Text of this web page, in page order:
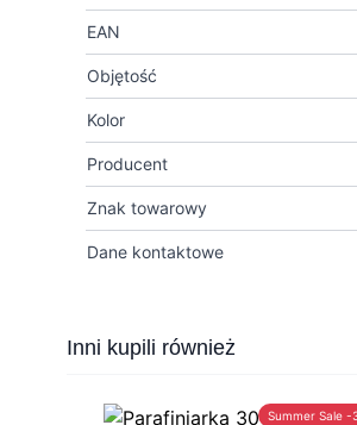
EAN
Objętość
Kolor
Producent
Znak towarowy
Dane kontaktowe
Press to skip carousel
Inni kupili również
Summer Sale -